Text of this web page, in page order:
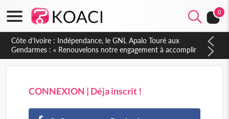
0
CONNEXION | Déja inscrit !